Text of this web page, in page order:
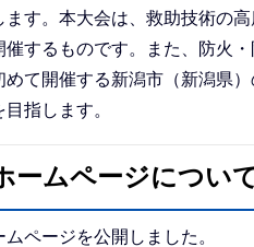
ます。本大会は、救助技術の
催するものです。また、防火
めて開催する新潟市（新潟県
指します。
ームページについ
ムページを公開しました。